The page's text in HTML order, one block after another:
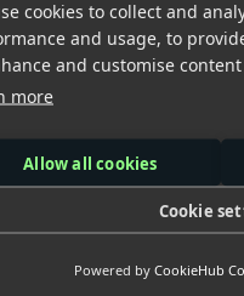
ze slap en kleverig.
de repen met de
kan je de repen zo
Ik heb de
cookies to collect and
and usage, to
and customise
more
Allow all cookies
Cookie
Powered by CookieHub